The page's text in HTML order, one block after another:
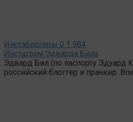
Инстаблогеры 0 1 984
Инстаграм Эдварда Била
Эдвард Бил (по паспорту Эдуард
российский блоггер и пранкер.